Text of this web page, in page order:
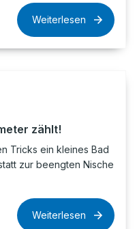
Weiterlesen
zählt!
Tricks ein kleines Bad
zur beengten Nische
Weiterlesen